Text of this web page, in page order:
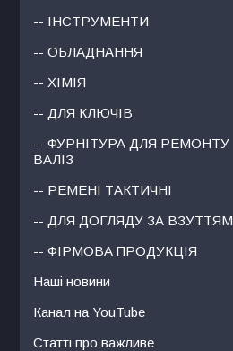
-- ІНСТРУМЕНТИ
-- ОБЛАДНАННЯ
-- ХІМІЯ
-- ДЛЯ КЛЮЧІВ
-- ФУРНІТУРА ДЛЯ РЕМОНТУ
ВАЛІЗ
-- РЕМЕНІ ТАКТИЧНІ
-- ДЛЯ ДОГЛЯДУ ЗА ВЗУТТЯМ
-- ФІРМОВА ПРОДУКЦІЯ
Наші новини
Канал на YouTube
Статті про важливе